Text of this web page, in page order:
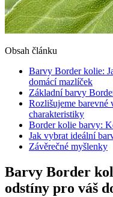
Obsah článku
Barvy Border kolie:
domácí mazlíček
Základní barvy
Rozlišujeme barevné
charakteristiky
Border kolie barvy:
Jak vybrat ideální
Závěrečné myšlenky
Barvy Border
odstíny pro váš